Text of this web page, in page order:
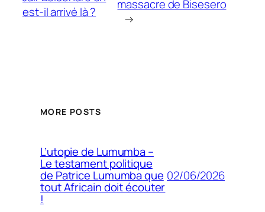
est-il arrivé là ?
massacre de Bisesero
→
MORE POSTS
L’utopie de Lumumba –
Le testament politique
de Patrice Lumumba que
tout Africain doit écouter
!
02/06/2026